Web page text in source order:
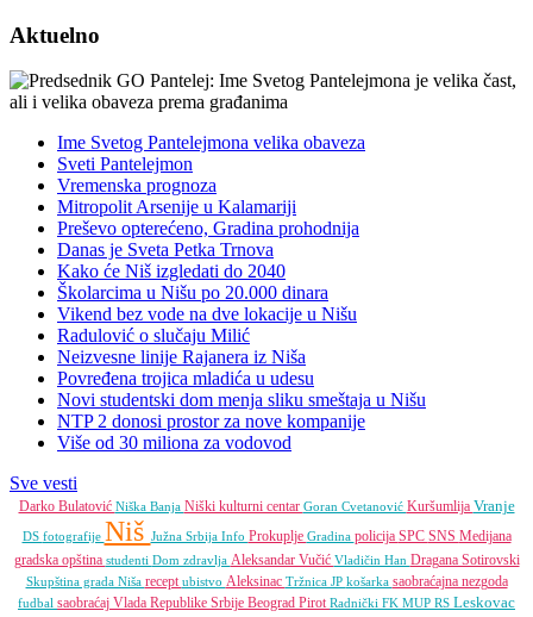
Aktuelno
Ime Svetog Pantelejmona velika obaveza
Sveti Pantelejmon
Vremenska prognoza
Mitropolit Arsenije u Kalamariji
Preševo opterećeno, Gradina prohodnija
Danas je Sveta Petka Trnova
Kako će Niš izgledati do 2040
Školarcima u Nišu po 20.000 dinara
Vikend bez vode na dve lokacije u Nišu
Radulović o slučaju Milić
Neizvesne linije Rajanera iz Niša
Povređena trojica mladića u udesu
Novi studentski dom menja sliku smeštaja u Nišu
NTP 2 donosi prostor za nove kompanije
Više od 30 miliona za vodovod
Sve vesti
Darko Bulatović Niška Banja Niški kulturni centar Goran Cvetanović Kuršumlija Vranje
DS fotografije Niš Južna Srbija Info Prokuplje Gradina policija SPC SNS Medijana
gradska opština studenti Dom zdravlja Aleksandar Vučić Vladičin Han Dragana Sotirovski
Skupština grada Niša receptubistvo Aleksinac Tržnica JP košarka saobraćajna nezgoda
fudbal saobraćaj Vlada Republike Srbije Beograd PirotRadnički FK MUP RS Leskovac